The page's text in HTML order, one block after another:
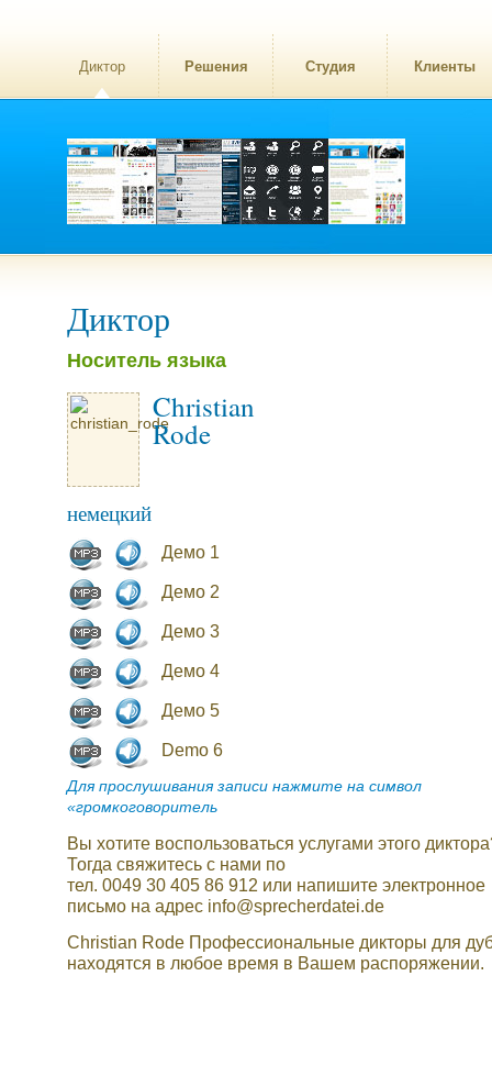
Диктор Решения Студия Клиенты
Диктор
Носитель языка
Christian
Rode
немецкий
Демо 1
Демо 2
Демо 3
Демо 4
Демо 5
Demo 6
Для прослушивания записи нажмите на символ
«громкоговоритель
Вы хотите воспользоваться услугами этого
Тогда свяжитесь с нами по
тел. 0049 30 405 86 912 или напишите электронное
письмо на адрес info@sprecherdatei.de
Christian Rode Профессиональные дикторы для
находятся в любое время в Вашем распоряжении.